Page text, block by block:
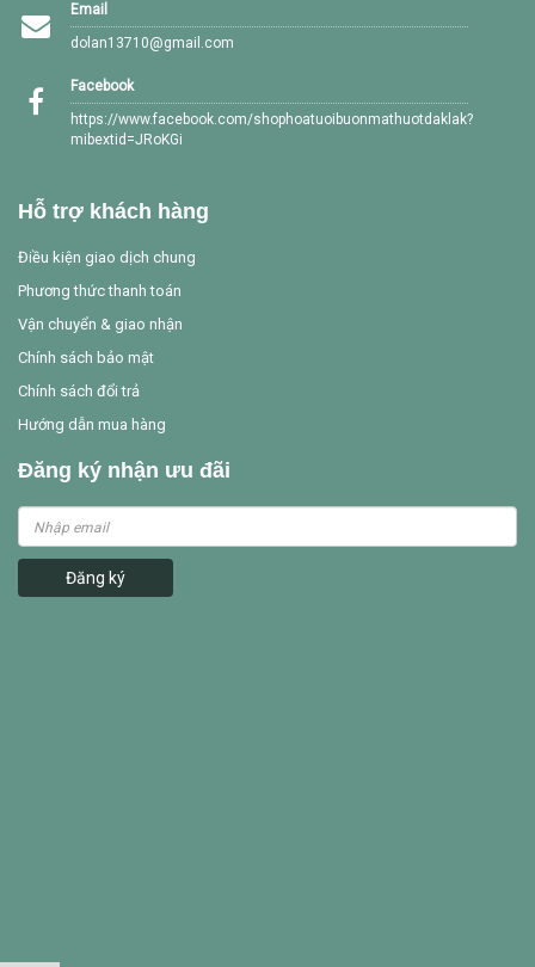
Email
dolan13710@gmail.com
Facebook
https://www.facebook.com/shophoatuoibuonmathuotdaklak?
mibextid=JRoKGi
Hỗ trợ khách hàng
Điều kiện giao dịch chung
Phương thức thanh toán
Vận chuyển & giao nhận
Chính sách bảo mật
Chính sách đổi trả
Hướng dẫn mua hàng
Đăng ký nhận ưu đãi
Đăng ký